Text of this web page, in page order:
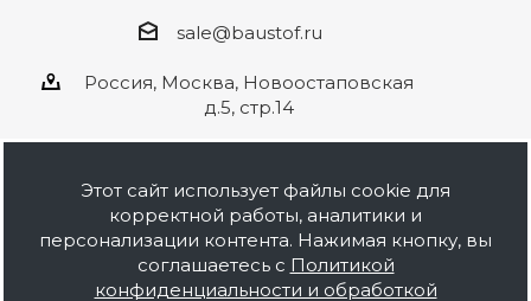
sale@baustof.ru
Россия, Москва, Новоостаповская
д.5, стр.14
2026 © ООО Баустов. Собственное
производство лакокрасочной продукции,
оптовая и розничная продажа строительных
Этот сайт использует файлы cookie для
корректной работы, аналитики и
персонализации контента. Нажимая кнопку, вы
соглашаетесь с Политикой
конфиденциальности и обработкой